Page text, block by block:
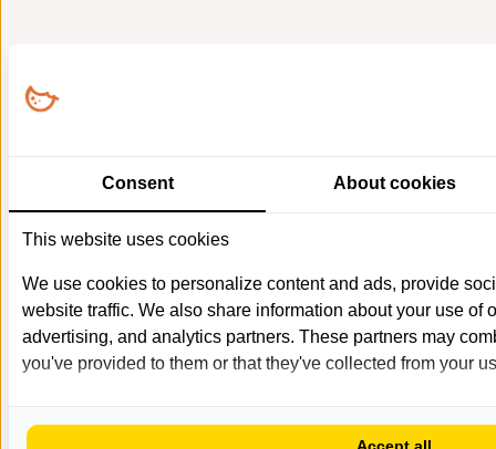
Consent About cookies
This website uses cookies
We use cookies to personalize content and ads, provide
website traffic. We also share information about your use of
advertising, and analytics partners. These partners may
you've provided to them or that they've collected from your